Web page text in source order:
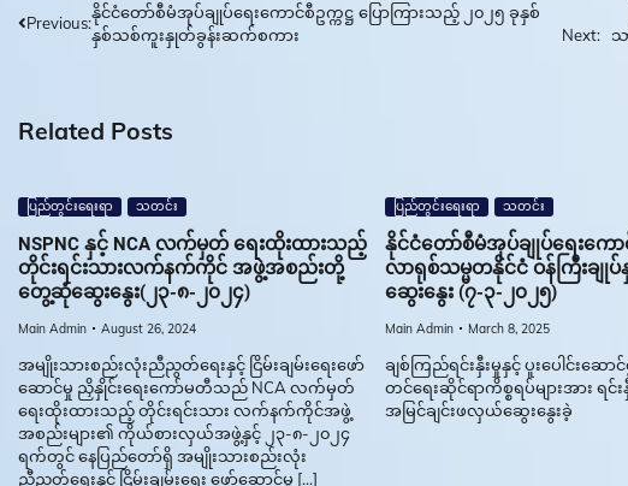
Post
navigation
Previous:
နိုင်ငံတော်စီမံအုပ်ချုပ်ရေးကောင်စီဥက္ကဋ္ဌ ပြောကြားသည့် ၂၀၂၅ ခုနှစ်
နှစ်သစ်ကူးနှုတ်ခွန်းဆက်စကား
Next:
သ
Related Posts
ပြည်တွင်းရေးရာ သတင်း
NSPNC နှင့် NCA လက်မှတ် ရေးထိုးထားသည့်
တိုင်းရင်းသားလက်နက်ကိုင် အဖွဲ့အစည်းတို့
တွေ့ဆုံဆွေးနွေး(၂၃-၈-၂၀၂၄)
Main Admin August 26, 2024
အမျိုးသားစည်းလုံးညီညွတ်ရေးနှင့် ငြိမ်းချမ်းရေးဖော်
ဆောင်မှု ညှိနှိုင်းရေးကော်မတီသည် NCA လက်မှတ်
ရေးထိုးထားသည့် တိုင်းရင်းသား လက်နက်ကိုင်အဖွဲ့
အစည်းများ၏ ကိုယ်စားလှယ်အဖွဲ့နှင့် ၂၃-၈-၂၀၂၄
ရက်တွင် နေပြည်တော်ရှိ အမျိုးသားစည်းလုံး
ညီညွတ်ရေးနှင့် ငြိမ်းချမ်းရေး ဖော်ဆောင်မှု […]
ပြည်တွင်းရေးရာ သတင်း
နိုင်ငံတော်စီမံအုပ်ချုပ်ရေးကော
လာရုစ်သမ္မတနိုင်ငံ ဝန်ကြီးချု
ဆွေးနွေး (၇-၃-၂၀၂၅)
Main Admin March 8, 2025
ချစ်ကြည်ရင်းနှီးမှုနှင့် ပူးပေါင်းဆောင်
တင်ရေးဆိုင်ရာကိစ္စရပ်များအား ရင်း
အမြင်ချင်းဖလှယ်ဆွေးနွေးခဲ့